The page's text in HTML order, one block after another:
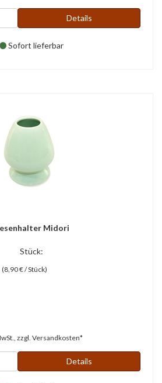
Details
Sofort lieferbar
Midori
Stück:
(8,90 € / Stück)
zzgl. Versandkosten*
Details